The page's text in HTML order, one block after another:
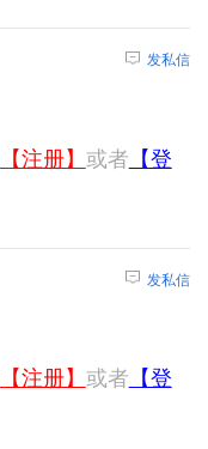
发私信
【注册】 或者 【登
发私信
【注册】 或者 【登